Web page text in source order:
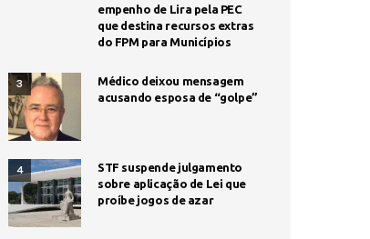
empenho de Lira pela PEC
que destina recursos extras
do FPM para Municípios
3
Médico deixou mensagem
acusando esposa de “golpe”
4
STF suspende julgamento
sobre aplicação de Lei que
proíbe jogos de azar